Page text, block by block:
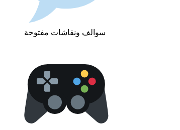
سوالف ونقاشات مفتوحة